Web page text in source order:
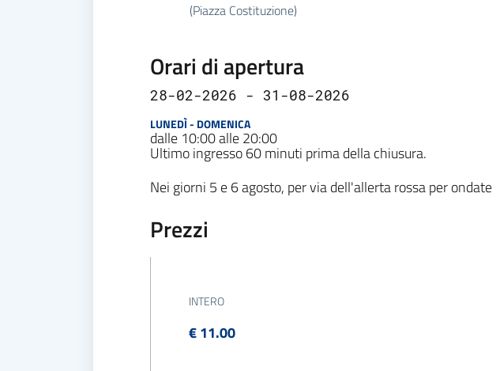
(Piazza Costituzione)
Orari di apertura
28-02-2026 - 31-08-2026
LUNEDÌ - DOMENICA
dalle 10:00 alle 20:00
Ultimo ingresso 60 minuti prima della chiusura.
Nei giorni 5 e 6 agosto, per via dell'allerta rossa per
Prezzi
INTERO
€ 11.00